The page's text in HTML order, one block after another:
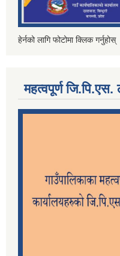
हेर्नको लागि फोटोमा क्लिक गर्नुहोस्
महत्वपूर्ण